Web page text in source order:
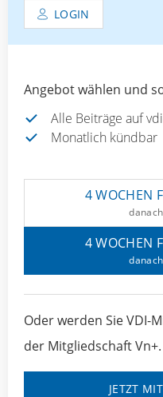
LOGIN
Angebot wählen und
Alle Beiträge auf
Monatlich kündbar
4 WOCHEN
4 WOCHEN
Oder werden Sie VDI-
der Mitgliedschaft Vn+.
JETZT